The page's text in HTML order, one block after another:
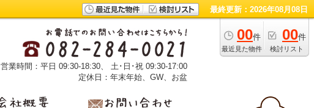
最終更新：2026年08月08日
00件
最近見た物件
00件
検討リスト
営業時間：平日 09:30-18:30、 土･日･祝 09:30-17:00
定休日：年末年始、GW、お盆